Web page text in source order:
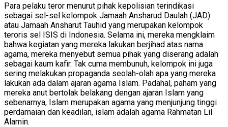
Para pelaku teror menurut pihak kepolisian terindikasi
sebagai sel-sel kelompok Jamaah Ansharud Daulah (JAD)
atau Jamaah Ansharut Tauhid yang merupakan kelompok
teroris sel ISIS di Indonesia. Selama ini, mereka mengklaim
bahwa kegiatan yang mereka lakukan berjihad atas nama
agama, mereka menyebut semua pihak yang diserang adalah
sebagai kaum kafir. Tak cuma membunuh, kelompok ini juga
sering melakukan propaganda seolah-olah apa yang mereka
lakukan ada dalam ajaran agama Islam. Padahal, paham yang
mereka anut bertolak belakang dengan ajaran Islam yang
sebenarnya, Islam merupakan agama yang menjunjung tinggi
perdamaian dan keadilan, islam adalah agama Rahmatan Lil
Alamin.